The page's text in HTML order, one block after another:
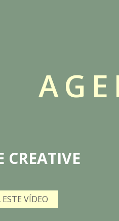
CREATIVE
VÍDEO